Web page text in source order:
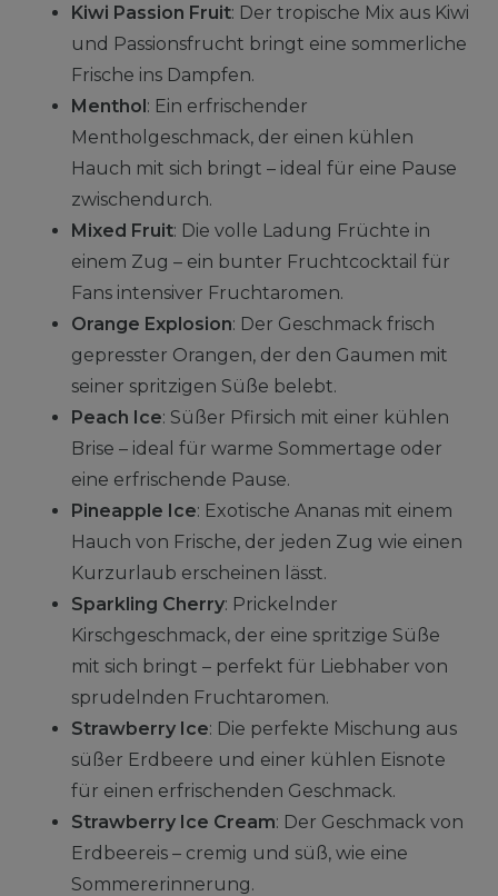
Kiwi Passion Fruit: Der tropische Mix aus Kiwi
und Passionsfrucht bringt eine sommerliche
Frische ins Dampfen.
Menthol: Ein erfrischender
Mentholgeschmack, der einen kühlen
Hauch mit sich bringt – ideal für eine Pause
zwischendurch.
Mixed Fruit: Die volle Ladung Früchte in
einem Zug – ein bunter Fruchtcocktail für
Fans intensiver Fruchtaromen.
Orange Explosion: Der Geschmack frisch
gepresster Orangen, der den Gaumen mit
seiner spritzigen Süße belebt.
Peach Ice: Süßer Pfirsich mit einer kühlen
Brise – ideal für warme Sommertage oder
eine erfrischende Pause.
Pineapple Ice: Exotische Ananas mit einem
Hauch von Frische, der jeden Zug wie einen
Kurzurlaub erscheinen lässt.
Sparkling Cherry: Prickelnder
Kirschgeschmack, der eine spritzige Süße
mit sich bringt – perfekt für Liebhaber von
sprudelnden Fruchtaromen.
Strawberry Ice: Die perfekte Mischung aus
süßer Erdbeere und einer kühlen Eisnote
für einen erfrischenden Geschmack.
Strawberry Ice Cream: Der Geschmack von
Erdbeereis – cremig und süß, wie eine
Sommererinnerung.